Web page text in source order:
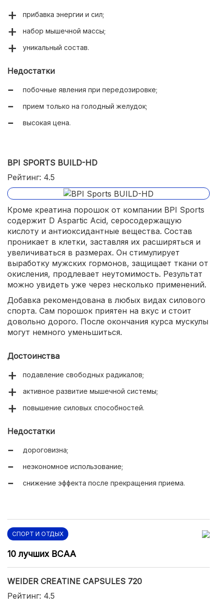
прибавка энергии и сил;
набор мышечной массы;
уникальный состав.
Недостатки
побочные явления при передозировке;
прием только на голодный желудок;
высокая цена.
BPI SPORTS BUILD-HD
Рейтинг: 4.5
Кроме креатина порошок от компании BPI Sports
содержит D Aspartic Acid, серосодержащую
кислоту и антиоксидантные вещества. Состав
проникает в клетки, заставляя их расширяться и
увеличиваться в размерах. Он стимулирует
выработку мужских гормонов, защищает ткани от
окисления, продлевает неутомимость. Результат
можно увидеть уже через несколько применений.
Добавка рекомендована в любых видах силового
спорта. Сам порошок приятен на вкус и стоит
довольно дорого. После окончания курса мускулы
могут немного уменьшиться.
Достоинства
подавление свободных радикалов;
активное развитие мышечной системы;
повышение силовых способностей.
Недостатки
дороговизна;
неэкономное использование;
снижение эффекта после прекращения приема.
СПОРТ И ОТДЫХ
10 лучших BCAA
WEIDER CREATINE CAPSULES 720
Рейтинг: 4.5